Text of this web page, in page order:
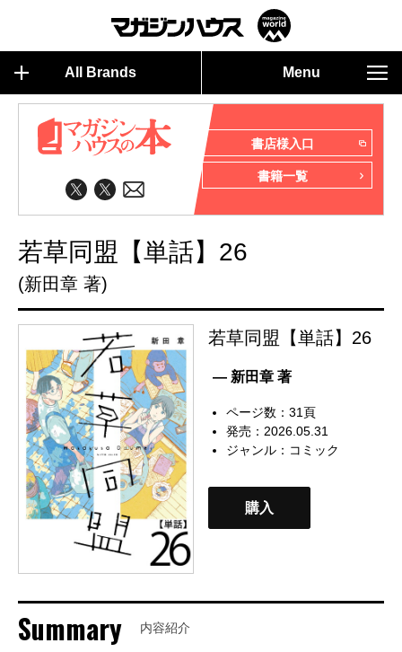
All Brands Menu
書店様入口
書籍一覧
若草同盟【単話】26
(新田章 著)
若草同盟【単話】26
— 新田章 著
ページ数：31頁
発売：2026.05.31
ジャンル： コミック
購入
Summary 内容紹介